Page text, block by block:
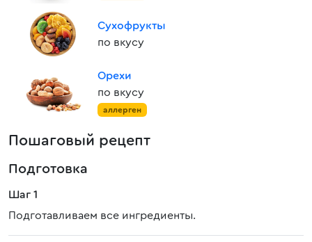
Сухофрукты
по вкусу
Орехи
по вкусу
аллерген
Пошаговый рецепт
Подготовка
Шаг 1
Подготавливаем все ингредиенты.